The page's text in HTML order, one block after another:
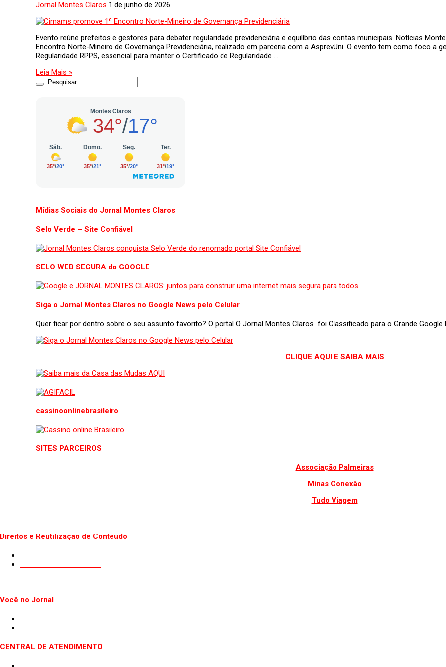
Jornal Montes Claros 1 de junho de 2026
Evento reúne prefeitos e gestores para debater regularidade previdenciária e equilíbrio das contas municipais. Notícias
Encontro Norte-Mineiro de Governança Previdenciária, realizado em parceria com a AsprevUni. O evento tem como foco a
Regularidade RPPS, essencial para manter o Certificado de Regularidade …
Leia Mais »
Mídias Sociais do Jornal Montes Claros
Selo Verde – Site Confiável
SELO WEB SEGURA do GOOGLE
Siga o Jornal Montes Claros no Google News pelo Celular
Quer ficar por dentro sobre o seu assunto favorito? O portal O Jornal Montes Claros foi Classificado para o Grande Google
CLIQUE AQUI E SAIBA MAIS
cassinoonlinebrasileiro
SITES PARCEIROS
Associação Palmeiras
Minas Conexão
Tudo Viagem
Direitos e Reutilização de Conteúdo
Você no Jornal
CENTRAL DE ATENDIMENTO